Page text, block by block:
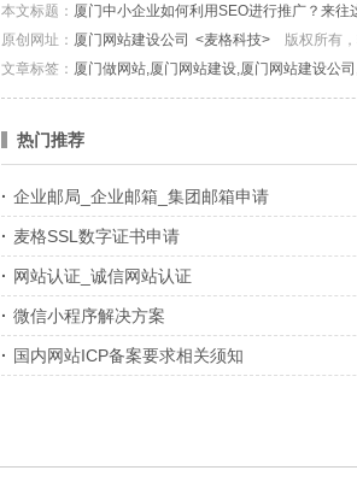
本文标题： 厦门中小企业如何利用SEO进行推广？来往
原创网址： 厦门网站建设公司 <麦格科技> 版权所有
文章标签： 厦门做网站,厦门网站建设,厦门网站建设公
热门推荐
· 企业邮局_企业邮箱_集团邮箱申请
· 麦格SSL数字证书申请
· 网站认证_诚信网站认证
· 微信小程序解决方案
· 国内网站ICP备案要求相关须知